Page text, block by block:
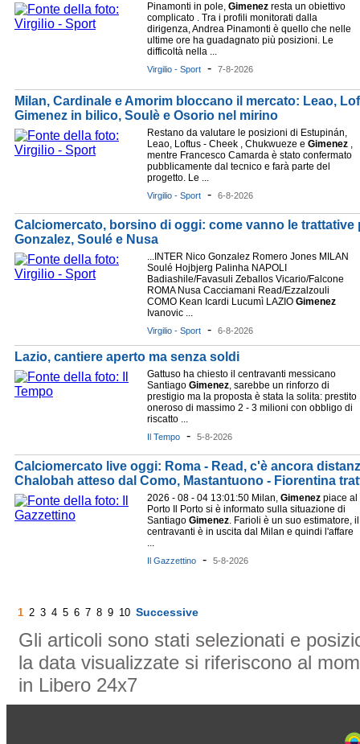
Pinamonti in pole, Gimenez resta un obiettivo
complicato . Tra i profili monitorati dalla
dirigenza, Andrea Pinamonti è quello che nelle
ultime ore ha guadagnato più posizioni. Le
difficoltà nella ...
Virgilio - Sport - 7-8-2026
Milan, Cardinale e Amorim bloccano il mercato: Leao,
Gimenez in bilico, Soulè e Osorio nel mirino
Restano da valutare le posizioni di Estupinán,
Leao, Loftus - Cheek , Chukwueze e Gimenez ,
mentre Francesco Camarda è stato confermato
pubblicamente dal tecnico e farà parte del
progetto. Le ...
Virgilio - Sport - 6-8-2026
Calciomercato, borsino di oggi: come vanno le trattative
Gonzalez, Soulé e Nusa
...INTER Nico Gonzalez Romero Jones MILAN
Soulé Hojbjerg Palinha NAPOLI
Badiashile/Favasuli Zeballos Vicario/Falcone
ROMA Nusa Cacciamani Read/Ezzalzouli
COMO Kean Icardi Lucumì LAZIO Gimenez
Ivanovic ...
Virgilio - Sport - 6-8-2026
Lazio, cantiere aperto ma senza soldi
Gattuso ha chiesto il centravanti messicano
Santiago Gimenez, sarebbe un rinforzo di
prestigio ma la proposta è stata la solita: prestito
oneroso di massimo 2 - 3 milioni con obbligo di
riscatto ...
Il Tempo - 5-8-2026
Calciomercato live oggi: Roma - Read, c'è ancora
Chalobah atteso dal Como, Mastantuono - Fiorentina
2026 - 08 - 04 13:01:50 Milan, Gimenez piace al
Porto Il Porto si è informato sulla situazione di
Santiago Gimenez. Farioli è un suo estimatore, il
centravanti è in uscita dal Milan e quindi l'affare
...
Il Gazzettino - 5-8-2026
1 2 3 4 5 6 7 8 9 10 Successive
Gli articoli sono stati selezionati e
la data visualizzate si riferiscono al
in Libero 24x7